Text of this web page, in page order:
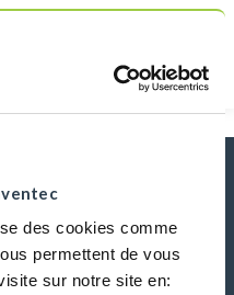
des cookies comme
permettent de vous
sur notre site en:​
Chercher
...
newsletter!
Please leave